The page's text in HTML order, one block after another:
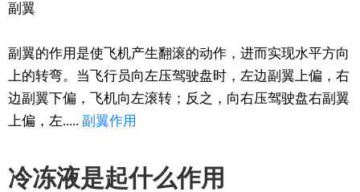
副翼
副翼的作用是使飞机产生翻滚的动作，进而实现水平方向
上的转弯。当飞行员向左压驾驶盘时，左边副翼上偏，右
边副翼下偏，飞机向左滚转；反之，向右压驾驶盘右副翼
上偏，左..... 副翼作用
冷冻液是起什么作用